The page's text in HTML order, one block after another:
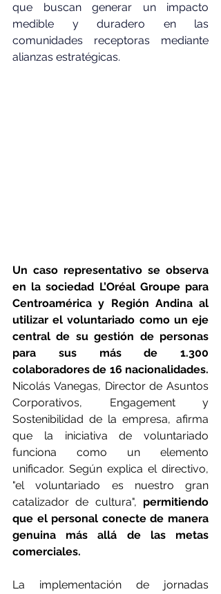
que buscan generar un impacto
medible y duradero en las
comunidades receptoras mediante
alianzas estratégicas.
Un caso representativo se observa
en la sociedad L’Oréal Groupe para
Centroamérica y Región Andina al
utilizar el voluntariado como un eje
central de su gestión de personas
para sus más de 1.300
colaboradores de 16 nacionalidades.
Nicolás Vanegas, Director de Asuntos
Corporativos, Engagement y
Sostenibilidad de la empresa, afirma
que la iniciativa de voluntariado
funciona como un elemento
unificador. Según explica el directivo,
"el voluntariado es nuestro gran
catalizador de cultura", permitiendo
que el personal conecte de manera
genuina más allá de las metas
comerciales.
La implementación de jornadas